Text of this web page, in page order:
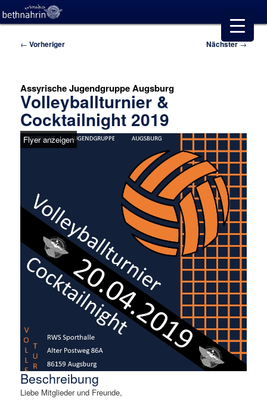
Beitragsnavigation
← Vorheriger Nächster→
Assyrische Jugendgruppe Augsburg
Volleyballturnier &
Cocktailnight 2019
Flyer anzeigen
Beschreibung
Liebe Mitglieder und Freunde,